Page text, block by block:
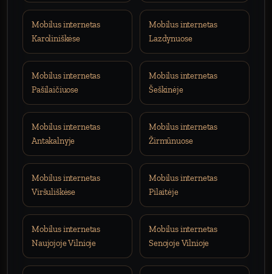
Mobilus internetas
Karoliniškėse
Mobilus internetas
Lazdynuose
Mobilus internetas
Pašilaičiuose
Mobilus internetas
Šeškinėje
Mobilus internetas
Antakalnyje
Mobilus internetas
Žirmūnuose
Mobilus internetas
Viršuliškėse
Mobilus internetas
Pilaitėje
Mobilus internetas
Naujojoje Vilnioje
Mobilus internetas
Senojoje Vilnioje